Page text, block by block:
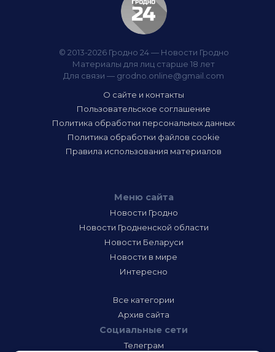
© 2013-2026 Гродно 24 — Новости Гродно
Материалы для лиц старше 18 лет
Для связи — grodno.online@gmail.com
О сайте и контакты
Пользовательское соглашение
Политика обработки персональных данных
Политика обработки файлов cookie
Правила использования материалов
Меню сайта
Новости Гродно
Новости Гродненской области
Новости Беларуси
Новости в мире
Интересно
Все категории
Архив сайта
Социальные сети
Телеграм